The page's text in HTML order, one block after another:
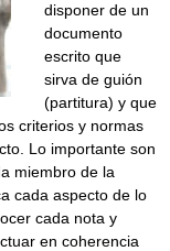
disponer de un
documento
escrito que
sirva de guión
(partitura) y que
criterios y normas
Lo importante son
miembro de la
cada aspecto de lo
cada nota y
en coherencia